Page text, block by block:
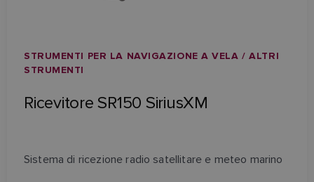
STRUMENTI PER LA NAVIGAZIONE A VELA / ALTRI
STRUMENTI
Ricevitore SR150 SiriusXM
Sistema di ricezione radio satellitare e meteo marino